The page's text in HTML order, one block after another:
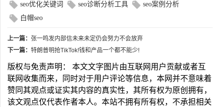
seo优化关键词
seo诊断分析工具
seo案例分析
白帽seo
上一篇： 张一鸣发内部信未来未定仍会努力不会放弃
下一篇： 特朗普明抢TikTok!钱和产品一个都不能少!
版权与免责声明： 本文文字图片由互联网用户贡献或者互
联网收集而来，同时对于用户评论等信息，本网并不意味着
赞同其观点或证实其内容的真实性，其所有权为原创拥有，
该文观点仅代表作者本人。本站不拥有所有权，不承担相关